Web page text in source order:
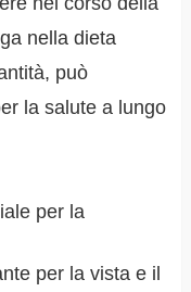
nella dieta
può
la salute a lungo
per la
per la vista e il